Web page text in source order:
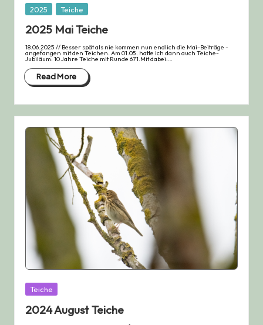
Posted
in2025 Teiche
2025 Mai Teiche
18.06.2025 // Besser spät als nie kommen nun endlich die Mai-Beiträge -
angefangen mit den Teichen. Am 01.05. hatte ich dann auch Teiche-
Jubiläum: 10 Jahre Teiche mit Runde 671.Mit dabei:…
Read More
Posted
in Teiche
2024 August Teiche